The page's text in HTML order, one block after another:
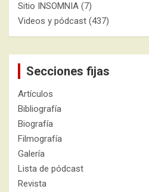
Sitio INSOMNIA (7)
Videos y pódcast (437)
Secciones fijas
Artículos
Bibliografía
Biografía
Filmografía
Galería
Lista de pódcast
Revista